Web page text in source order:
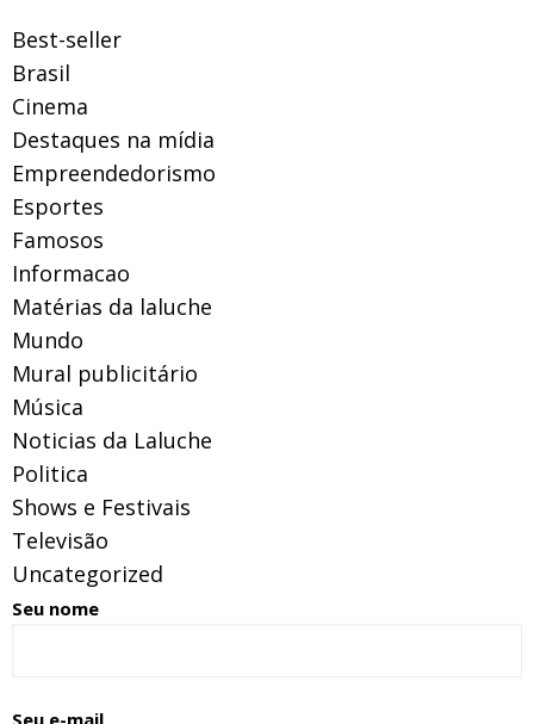
Best-seller
Brasil
Cinema
Destaques na mídia
Empreendedorismo
Esportes
Famosos
Informacao
Matérias da laluche
Mundo
Mural publicitário
Música
Noticias da Laluche
Politica
Shows e Festivais
Televisão
Uncategorized
Seu nome
Seu e-mail